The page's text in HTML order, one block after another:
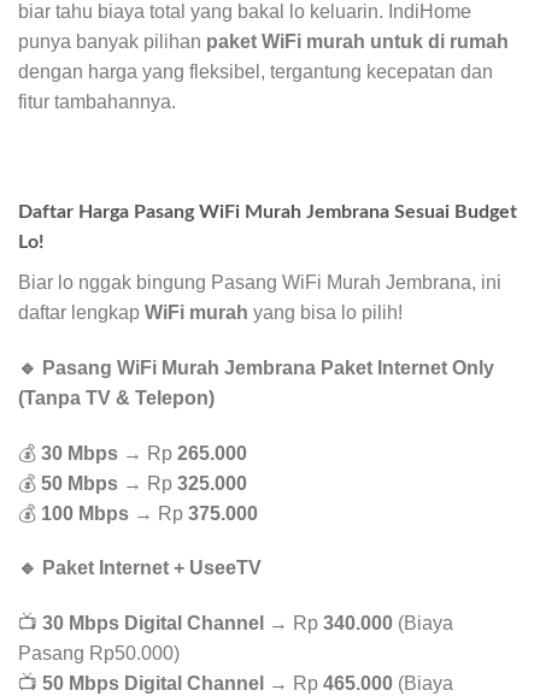
biar tahu biaya total yang bakal lo keluarin. IndiHome
punya banyak pilihan paket WiFi murah untuk di rumah
dengan harga yang fleksibel, tergantung kecepatan dan
fitur tambahannya.
Daftar Harga Pasang WiFi Murah Jembrana Sesuai Budget
Lo!
Biar lo nggak bingung Pasang WiFi Murah Jembrana, ini
daftar lengkap WiFi murah yang bisa lo pilih!
🔹 Pasang WiFi Murah Jembrana Paket Internet Only
(Tanpa TV & Telepon)
💰 30 Mbps → Rp 265.000
💰 50 Mbps → Rp 325.000
💰 100 Mbps → Rp 375.000
🔹 Paket Internet + UseeTV
📺 30 Mbps Digital Channel → Rp 340.000 (Biaya
Pasang Rp50.000)
📺 50 Mbps Digital Channel → Rp 465.000 (Biaya